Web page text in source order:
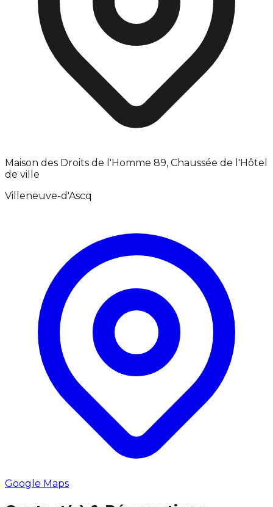
Maison des Droits de l'Homme 89, Chaussée de l'Hôtel
de ville
Villeneuve-d'Ascq
Google Maps